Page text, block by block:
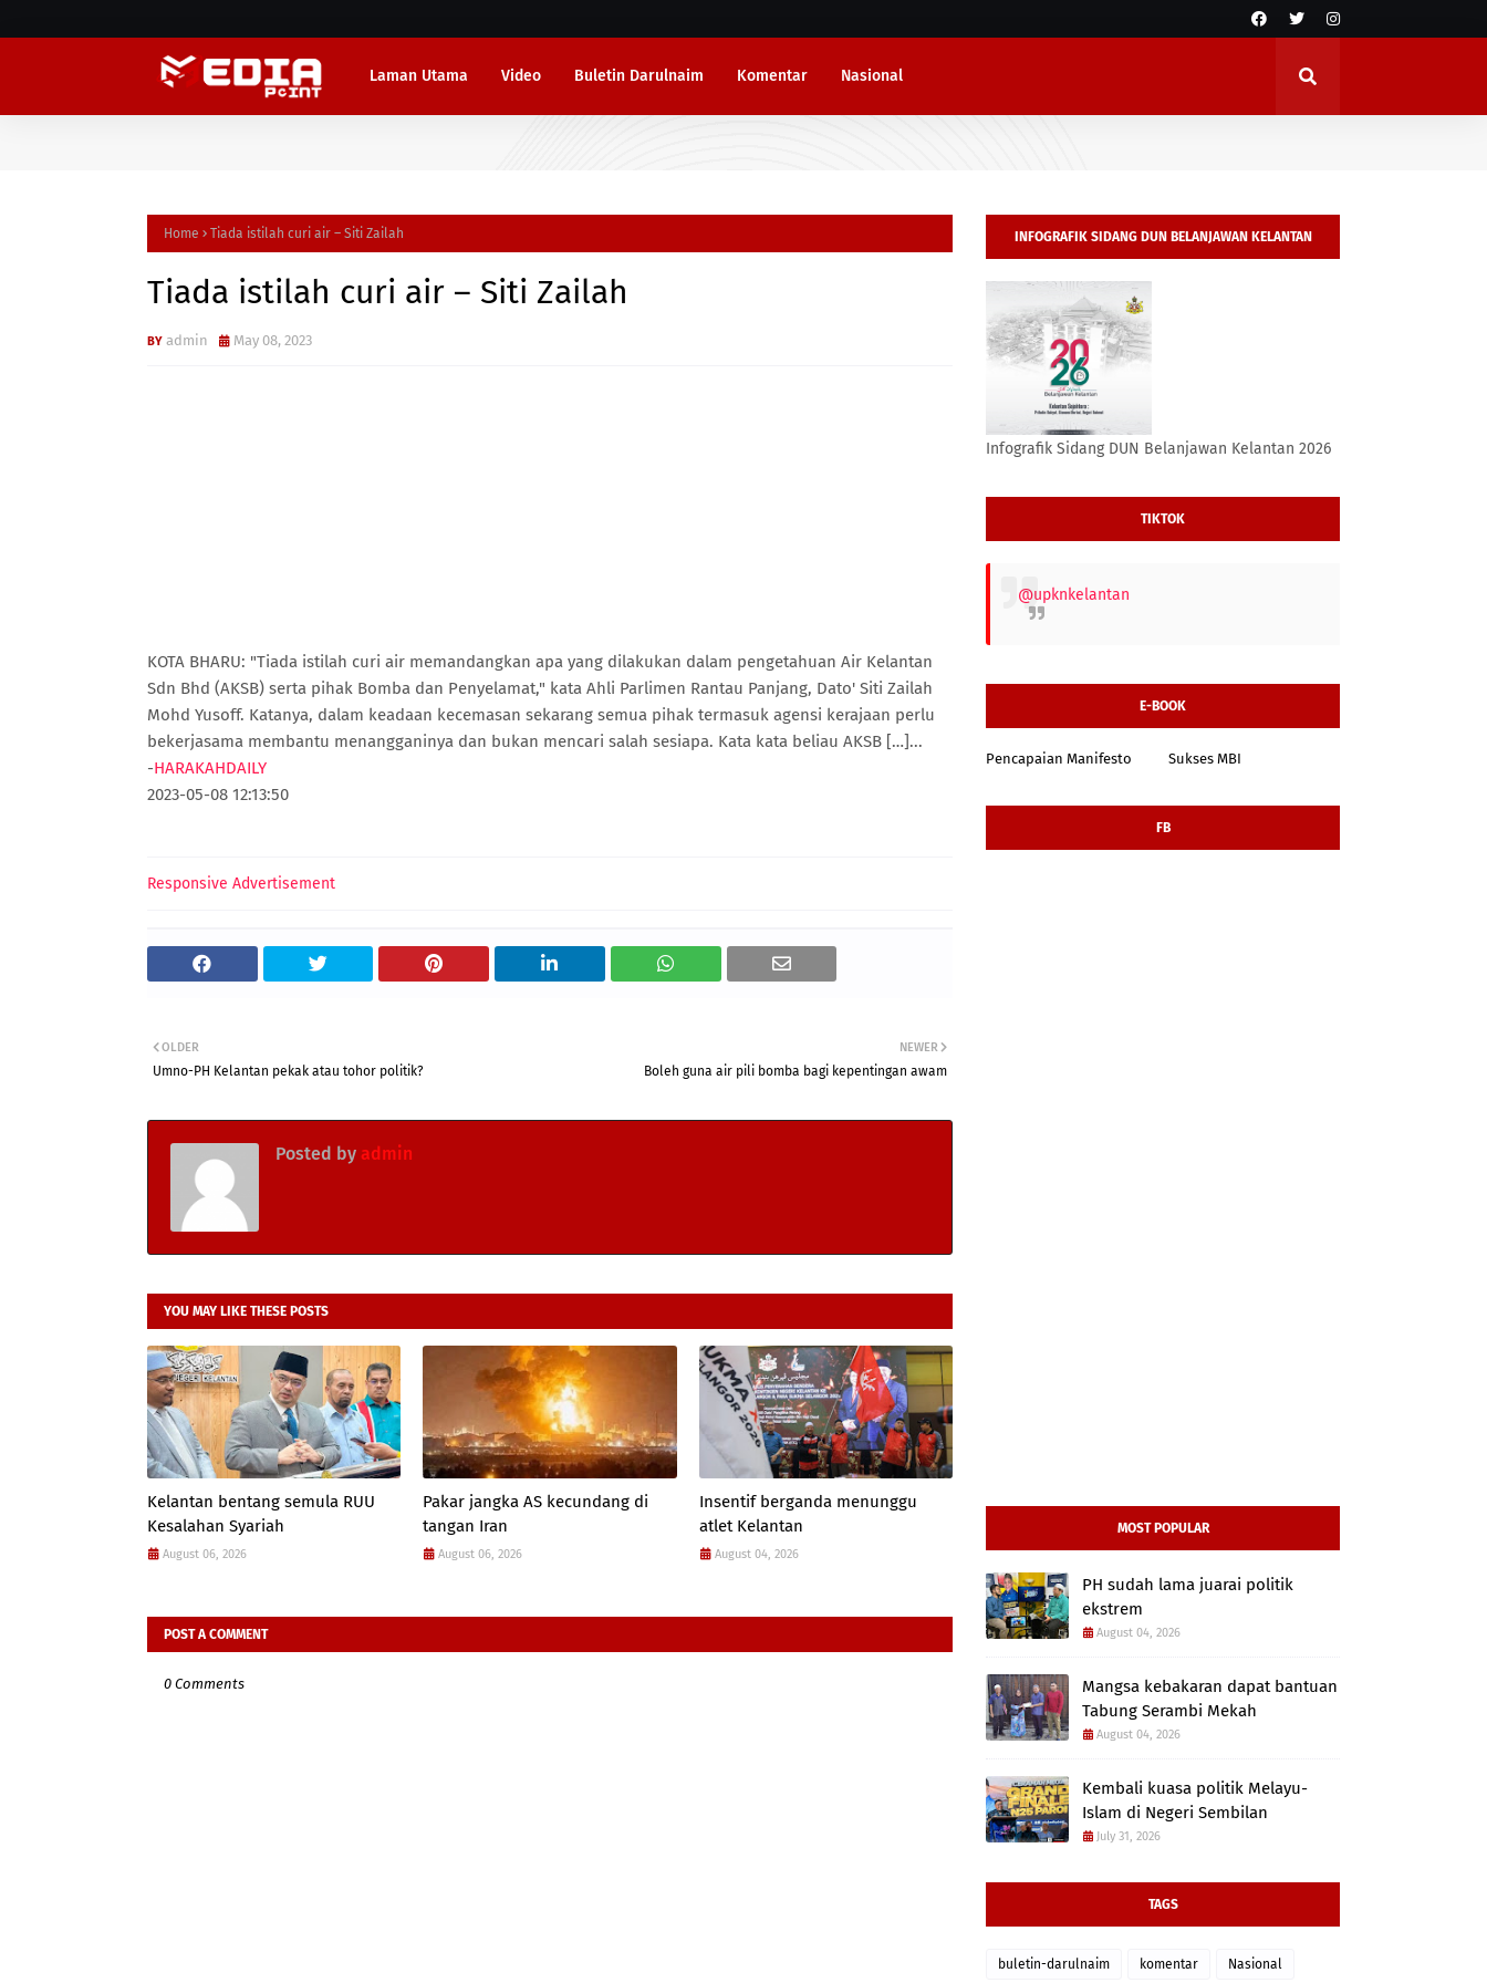
Laman Utama Video Buletin Darulnaim Komentar Nasional
Home Tiada istilah curi air – Siti Zailah
Tiada istilah curi air – Siti Zailah
admin May 08, 2023
KOTA BHARU: "Tiada istilah curi air memandangkan apa yang dilakukan dalam pengetahuan Air Kelantan
Sdn Bhd (AKSB) serta pihak Bomba dan Penyelamat," kata Ahli Parlimen Rantau Panjang, Dato' Siti Zailah
Mohd Yusoff. Katanya, dalam keadaan kecemasan sekarang semua pihak termasuk agensi kerajaan perlu
bekerjasama membantu menangganinya dan bukan mencari salah sesiapa. Kata kata beliau AKSB […]...
-HARAKAHDAILY
2023-05-08 12:13:50
Responsive Advertisement
NEWER
Boleh guna air pili bomba bagi kepentingan awam
OLDER
Umno-PH Kelantan pekak atau tohor politik?
Posted by admin
YOU MAY LIKE THESE POSTS
Kelantan bentang semula RUU
Kesalahan Syariah
August 06, 2026
Pakar jangka AS kecundang di
tangan Iran
August 06, 2026
Insentif berganda menunggu
atlet Kelantan
August 04, 2026
POST A COMMENT
0 Comments
INFOGRAFIK SIDANG DUN BELANJAWAN KELANTAN
2026
Infografik Sidang DUN Belanjawan Kelantan 2026
TIKTOK
@upknkelantan
E-BOOK
Pencapaian Manifesto Sukses MBI
FB
MOST POPULAR
PH sudah lama juarai politik
ekstrem
August 04, 2026
Mangsa kebakaran dapat bantuan
Tabung Serambi Mekah
August 04, 2026
Kembali kuasa politik Melayu-
Islam di Negeri Sembilan
July 31, 2026
TAGS
buletin-darulnaim komentar Nasional